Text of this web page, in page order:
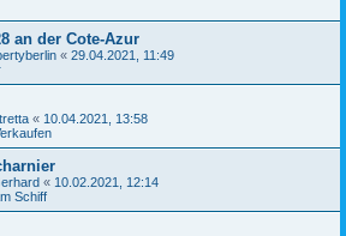
an der Cote-Azur
« 29.04.2021, 11:49
« 10.04.2021, 13:58
« 10.02.2021, 12:14
Schiff